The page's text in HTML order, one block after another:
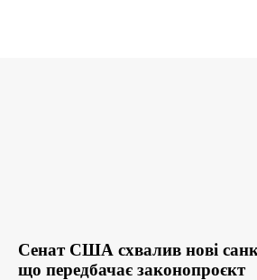
Сенат США схвалив нові
що передбачає законопроєкт